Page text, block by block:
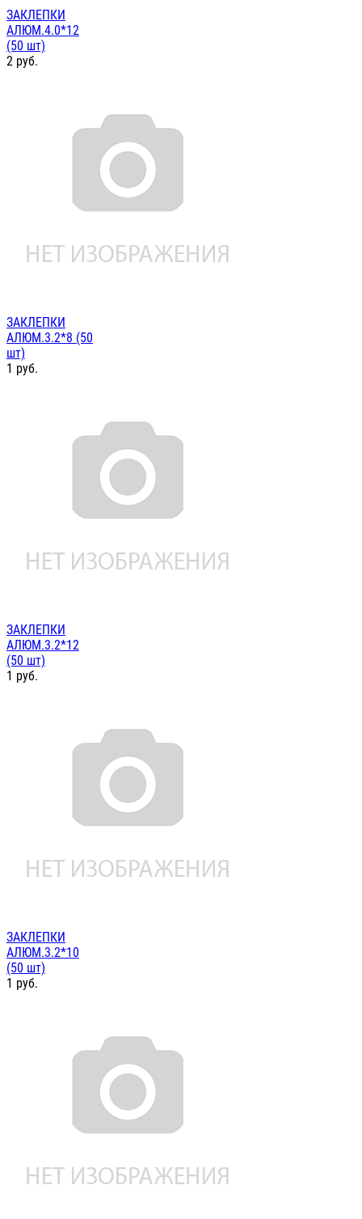
ЗАКЛЕПКИ
АЛЮМ.4.0*12
(50 шт)
2 руб.
ЗАКЛЕПКИ
АЛЮМ.3.2*8 (50
шт)
1 руб.
ЗАКЛЕПКИ
АЛЮМ.3.2*12
(50 шт)
1 руб.
ЗАКЛЕПКИ
АЛЮМ.3.2*10
(50 шт)
1 руб.